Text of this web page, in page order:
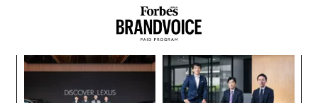
映画「せかいのおきく」プロデューサーに聞く。映画でつくるサーキュラ
江戸末期、1858年に日米修好通商条約を締結したタウン
ゼント・ハリス初代米国総領事は、入港後に領事館を構
えた静岡県の下田について清潔で気持ちがいいと日記に
綴っている。